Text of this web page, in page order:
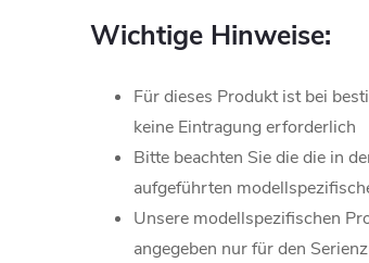
Wichtige Hinweise:
Für dieses Produkt ist bei
keine Eintragung erforderlich
Bitte beachten Sie die die in
aufgeführten
Unsere modellspezifischen
angegeben nur für den